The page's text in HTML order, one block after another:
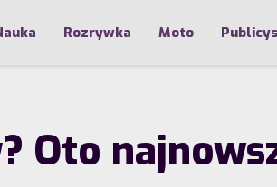
Rozrywka Moto
Oto